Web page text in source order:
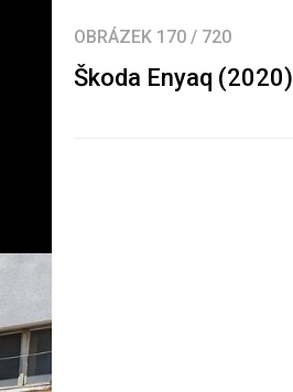
OBRÁZEK 170 / 720
Škoda Enyaq (2020)